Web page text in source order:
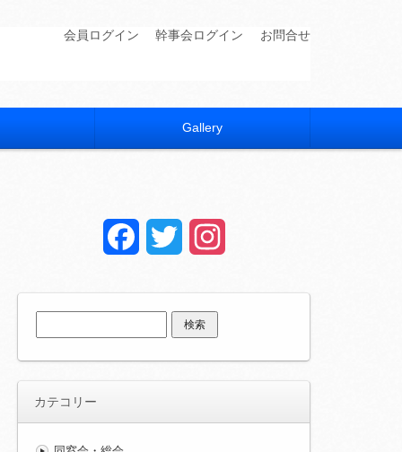
会員ログイン 幹事会ログイン お問合せ
Gallery
FacebookTwitter
索:
カテコリー